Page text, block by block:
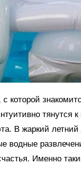
которой
тянутся
В жаркий
водные
Именно